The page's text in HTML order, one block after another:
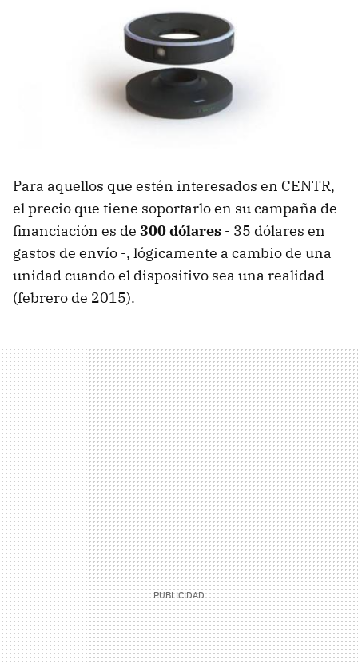
Para aquellos que estén interesados en CENTR,
el precio que tiene soportarlo en su campaña de
financiación es de 300 dólares - 35 dólares en
gastos de envío -, lógicamente a cambio de una
unidad cuando el dispositivo sea una realidad
(febrero de 2015).